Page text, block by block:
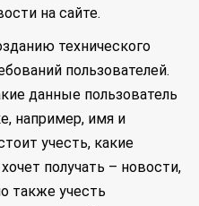
на сайте.
технического
пользователей.
данные пользователь
например, имя и
учесть, какие
получать – новости,
также учесть